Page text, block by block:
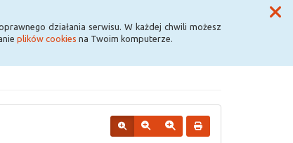
działania serwisu. W każdej chwili możesz
plików cookies na Twoim komputerze.